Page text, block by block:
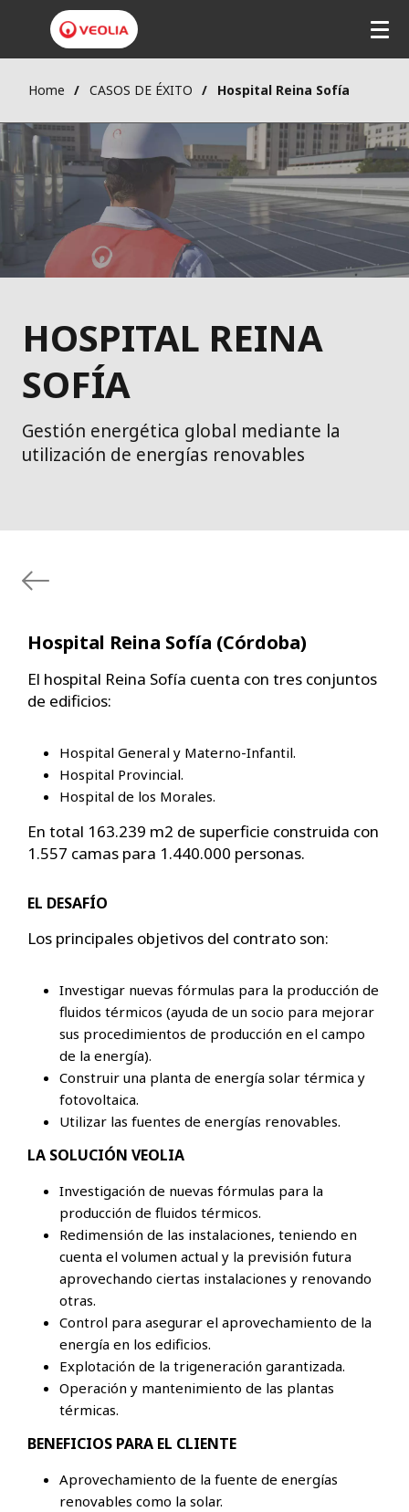
Home CASOS DE ÉXITO Hospital Reina Sofía
HOSPITAL REINA
SOFÍA
Gestión energética global mediante la
utilización de energías renovables
Hospital Reina Sofía (Córdoba)
El hospital Reina Sofía cuenta con tres conjuntos
de edificios:
Hospital General y Materno-Infantil.
Hospital Provincial.
Hospital de los Morales.
En total 163.239 m2 de superficie construida con
1.557 camas para 1.440.000 personas.
EL DESAFÍO
Los principales objetivos del contrato son:
Investigar nuevas fórmulas para la producción de
fluidos térmicos (ayuda de un socio para mejorar
sus procedimientos de producción en el campo
de la energía).
Construir una planta de energía solar térmica y
fotovoltaica.
Utilizar las fuentes de energías renovables.
LA SOLUCIÓN VEOLIA
Investigación de nuevas fórmulas para la
producción de fluidos térmicos.
Redimensión de las instalaciones, teniendo en
cuenta el volumen actual y la previsión futura
aprovechando ciertas instalaciones y renovando
otras.
Control para asegurar el aprovechamiento de la
energía en los edificios.
Explotación de la trigeneración garantizada.
Operación y mantenimiento de las plantas
térmicas.
BENEFICIOS PARA EL CLIENTE
Aprovechamiento de la fuente de energías
renovables como la solar.